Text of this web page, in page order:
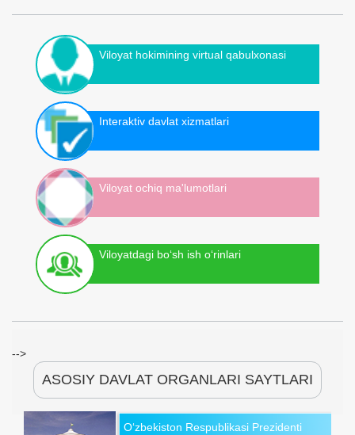
Viloyat hokimining virtual qabulxonasi
Interaktiv davlat xizmatlari
Viloyat ochiq ma'lumotlari
Viloyatdagi bo‘sh ish o‘rinlari
-->
ASOSIY DAVLAT ORGANLARI SAYTLARI
O‘zbekiston Respublikasi Prezidenti